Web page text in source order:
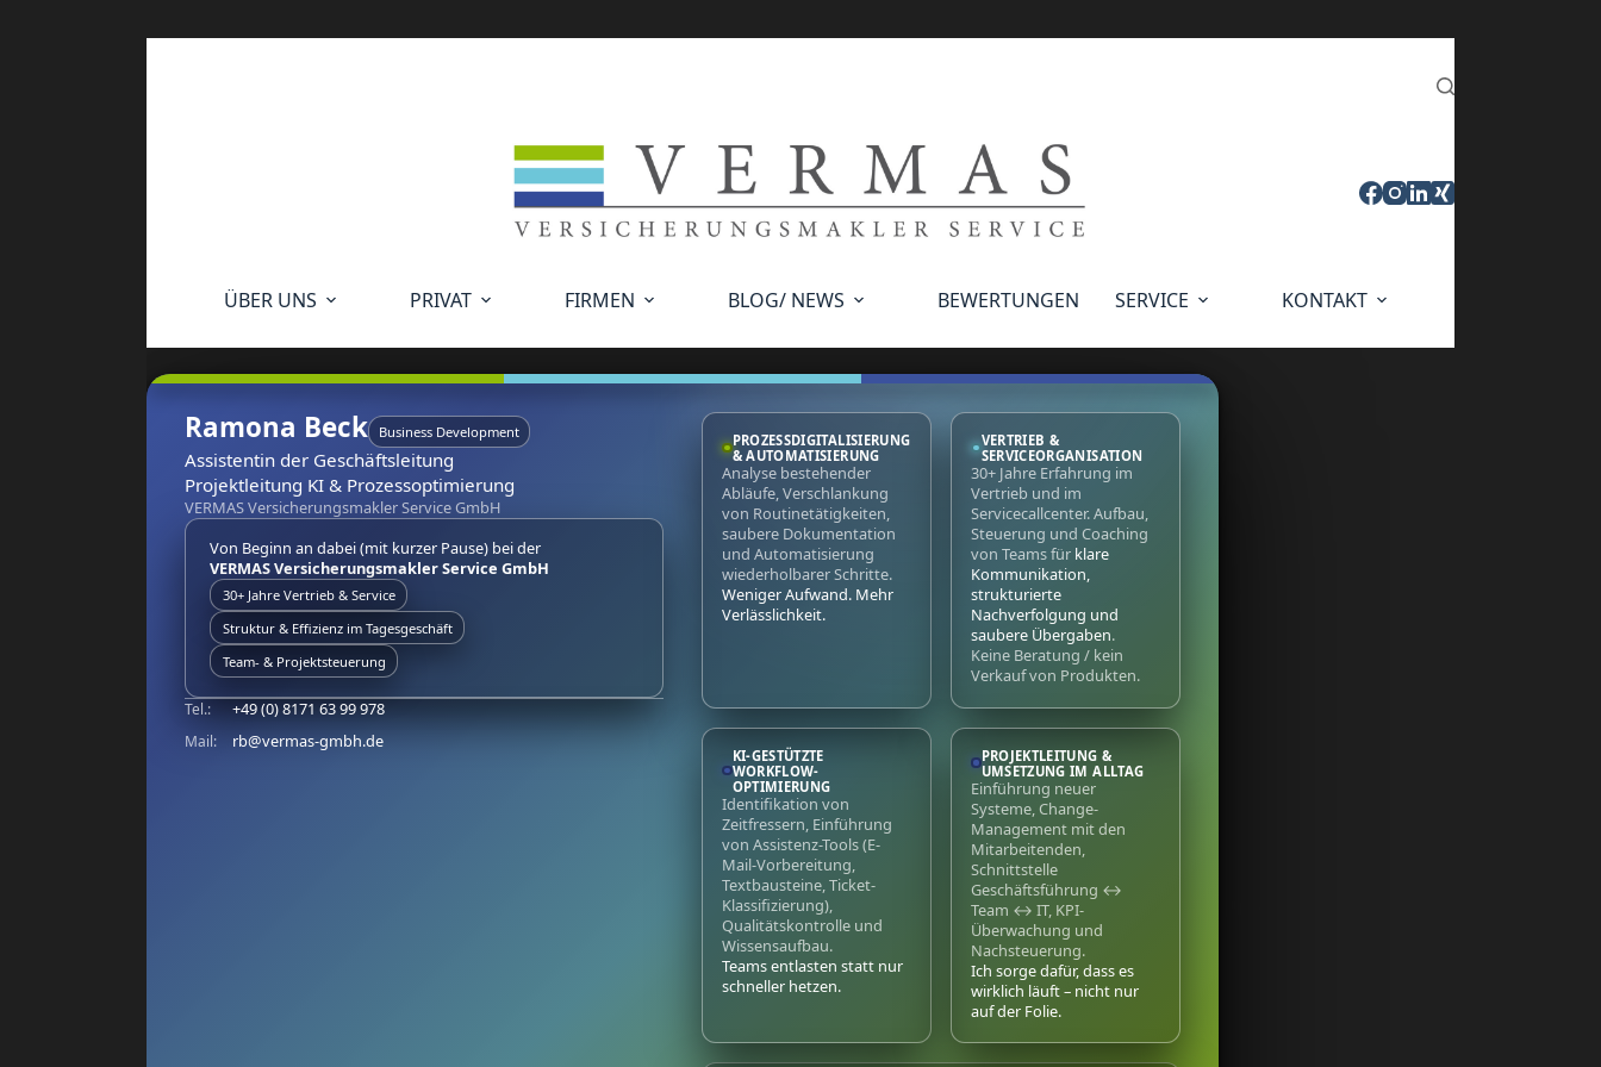
Zum
Inhalt
springen
ÜBER UNS PRIVAT FIRMEN BLOG/ NEWS BEWERTUNGEN SERVICE KONTAKT
Ramona Beck Business Development
Assistentin der Geschäftsleitung
Projektleitung KI & Prozessoptimierung
VERMAS Versicherungsmakler Service GmbH
Von Beginn an dabei (mit kurzer Pause) bei der
VERMAS Versicherungsmakler Service GmbH
30+ Jahre Vertrieb & Service
Struktur & Effizienz im Tagesgeschäft
Team- & Projektsteuerung
Tel.: +49 (0) 8171 63 99 978
Mail: rb@vermas-gmbh.de
PROZESSDIGITALISIERUNG
& AUTOMATISIERUNG
Analyse bestehender
Abläufe, Verschlankung
von Routinetätigkeiten,
saubere Dokumentation
und Automatisierung
wiederholbarer Schritte.
Weniger Aufwand. Mehr
Verlässlichkeit.
VERTRIEB &
SERVICEORGANISATION
30+ Jahre Erfahrung im
Vertrieb und im
Servicecallcenter. Aufbau,
Steuerung und Coaching
von Teams für klare
Kommunikation,
strukturierte
Nachverfolgung und
saubere Übergaben.
Keine Beratung / kein
Verkauf von Produkten.
KI-GESTÜTZTE
WORKFLOW-
OPTIMIERUNG
Identifikation von
Zeitfressern, Einführung
von Assistenz-Tools (E-
Mail-Vorbereitung,
Textbausteine, Ticket-
Klassifizierung),
Qualitätskontrolle und
Wissensaufbau.
Teams entlasten statt nur
schneller hetzen.
PROJEKTLEITUNG &
UMSETZUNG IM ALLTAG
Einführung neuer
Systeme, Change-
Management mit den
Mitarbeitenden,
Schnittstelle
Geschäftsführung ↔
Team ↔ IT, KPI-
Überwachung und
Nachsteuerung.
Ich sorge dafür, dass es
wirklich läuft – nicht nur
auf der Folie.